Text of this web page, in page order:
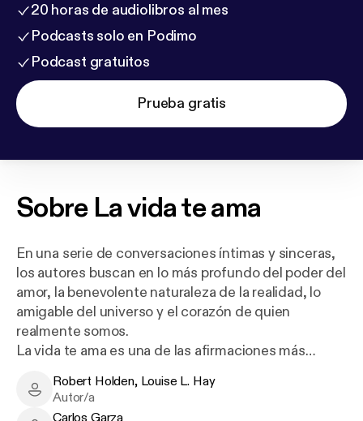
20 horas de audiolibros al mes
Podcasts solo en Podimo
Podcast gratuitos
Prueba gratis
Sobre La vida te ama
En una serie de conversaciones íntimas y sinceras,
los autores buscan en lo más profundo del poder del
amor, la benevolente naturaleza de la realidad, lo
amigable del universo y el corazón de quien
realmente somos.
La vida te ama es una de las afirmaciones más
central que representa su vida y su obra. Juntos,
Louise y Robert Holden profundizan en qué
Robert Holden, Louise L. Hay - Author
Robert Holden, Louise L. Hay
Autor/a
Carlos Garza